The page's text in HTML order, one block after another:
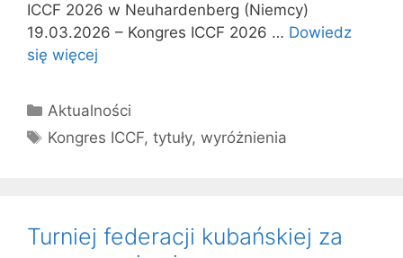
ICCF 2026 w Neuhardenberg (Niemcy)
19.03.2026 – Kongres ICCF 2026 … Dowiedz
się więcej
Kategorie
Aktualności
Tagi
Kongres ICCF,tytuły,wyróżnienia
Turniej federacji kubańskiej za